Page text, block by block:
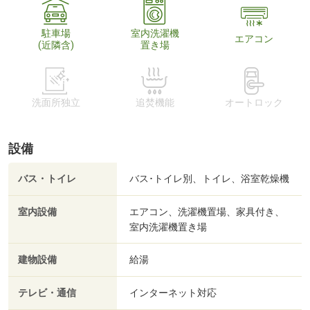
駐車場
(近隣含)
室内洗濯機
置き場
エアコン
洗面所独立 追焚機能 オートロック
設備
バス・トイレ バス･トイレ別、トイレ、浴室乾燥機
室内設備
エアコン、洗濯機置場、家具付き、
室内洗濯機置き場
建物設備 給湯
テレビ・通信 インターネット対応